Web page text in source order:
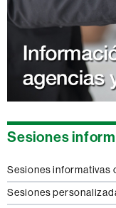
Sesiones
Sesiones informativas
Sesiones